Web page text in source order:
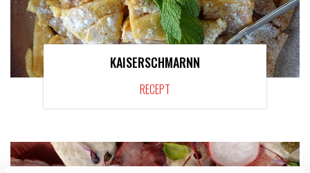
KAISERSCHMARNN
RECEPT